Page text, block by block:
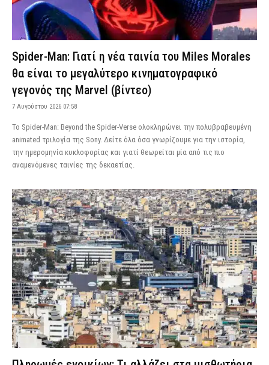
Spider-Man: Γιατί η νέα ταινία του Miles Morales
θα είναι το μεγαλύτερο κινηματογραφικό
γεγονός της Marvel (βίντεο)
7 Αυγούστου 2026 07:58
Το Spider-Man: Beyond the Spider-Verse ολοκληρώνει την πολυβραβευμένη
animated τριλογία της Sony. Δείτε όλα όσα γνωρίζουμε για την ιστορία,
την ημερομηνία κυκλοφορίας και γιατί θεωρείται μία από τις πιο
αναμενόμενες ταινίες της δεκαετίας.